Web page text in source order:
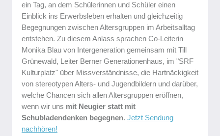
ein Tag, an dem Schülerinnen und Schüler einen
Einblick ins Erwerbsleben erhalten und gleichzeitig
Begegnungen zwischen Altersgruppen im Arbeitsalltag
entstehen. Zu diesem Anlass sprachen Co-Leiterin
Monika Blau von Intergeneration gemeinsam mit Till
Grünewald, Leiter Berner Generationenhaus, im "SRF
Kulturplatz" über Missverständnisse, die Hartnäckigkeit
von stereotypen Alters- und Jugendbildern und darüber,
welche Chancen sich allen Altersgruppen eröffnen,
wenn wir uns mit Neugier statt mit
Schubladendenken begegnen. Jetzt Sendung
nachhören!